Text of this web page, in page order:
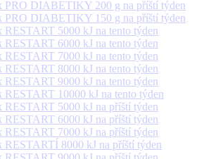
PRO DIABETIKY 200 g na příští týden
PRO DIABETIKY 150 g na příští týden
RESTART 5000 kJ na tento týden
RESTART 6000 kJ na tento týden
RESTART 7000 kJ na tento týden
RESTART 8000 kJ na tento týden
RESTART 9000 kJ na tento týden
RESTART 10000 kJ na tento týden
RESTART 5000 kJ na příští týden
RESTART 6000 kJ na příští týden
RESTART 7000 kJ na příští týden
RESTARTÍ 8000 kJ na příští týden